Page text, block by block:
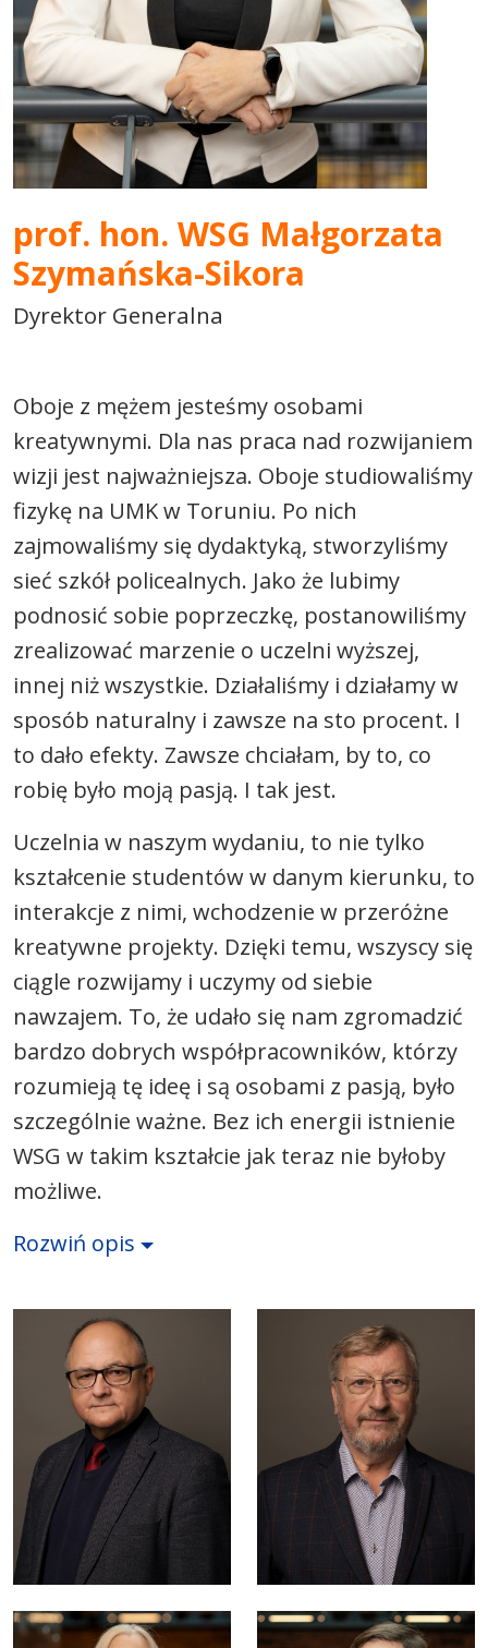
prof. hon. WSG Małgorzata
Szymańska-Sikora
Dyrektor Generalna
Oboje z mężem jesteśmy osobami
kreatywnymi. Dla nas praca nad rozwijaniem
wizji jest najważniejsza. Oboje studiowaliśmy
fizykę na UMK w Toruniu. Po nich
zajmowaliśmy się dydaktyką, stworzyliśmy
sieć szkół policealnych. Jako że lubimy
podnosić sobie poprzeczkę, postanowiliśmy
zrealizować marzenie o uczelni wyższej,
innej niż wszystkie. Działaliśmy i działamy w
sposób naturalny i zawsze na sto procent. I
to dało efekty. Zawsze chciałam, by to, co
robię było moją pasją. I tak jest.
Uczelnia w naszym wydaniu, to nie tylko
kształcenie studentów w danym kierunku, to
interakcje z nimi, wchodzenie w przeróżne
kreatywne projekty. Dzięki temu, wszyscy się
ciągle rozwijamy i uczymy od siebie
nawzajem. To, że udało się nam zgromadzić
bardzo dobrych współpracowników, którzy
rozumieją tę ideę i są osobami z pasją, było
szczególnie ważne. Bez ich energii istnienie
WSG w takim kształcie jak teraz nie byłoby
możliwe.
Rozwiń opis